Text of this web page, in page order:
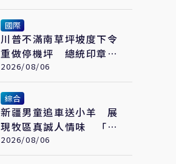
國際
川普不滿南草坪坡度下令
重做停機坪 總統印章一
夜被拆光
2026/08/06
綜合
新疆男童追車送小羊 展
現牧區真誠人情味 「富
貴羊」也成遊客最愛伴手
禮
2026/08/06